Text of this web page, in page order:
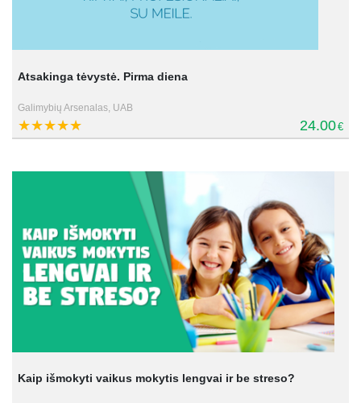
Atsakinga tėvystė. Pirma diena
Galimybių Arsenalas, UAB
24.00€
Kaip išmokyti vaikus mokytis lengvai ir be streso?